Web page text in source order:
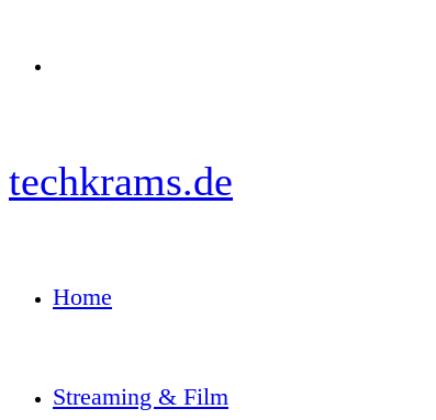
techkrams.de
Home
Streaming & Film